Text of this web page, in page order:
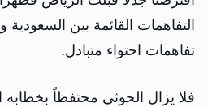
التفاهمات القائمة بين
تفاهمات احتواء متبادل.
فلا يزال الحوثي محتفظاً بخطابه